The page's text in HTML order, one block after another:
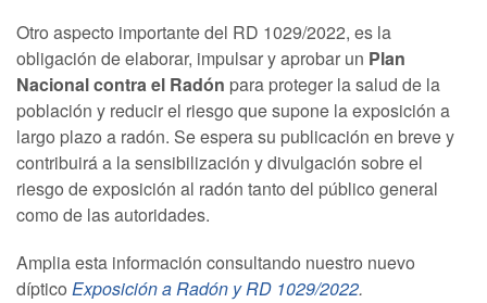
Otro aspecto importante del RD 1029/2022, es la
obligación de elaborar, impulsar y aprobar un Plan
Nacional contra el Radón para proteger la salud de la
población y reducir el riesgo que supone la exposición a
largo plazo a radón. Se espera su publicación en breve y
contribuirá a la sensibilización y divulgación sobre el
riesgo de exposición al radón tanto del público general
como de las autoridades.
Amplia esta información consultando nuestro nuevo
díptico Exposición a Radón y RD 1029/2022.